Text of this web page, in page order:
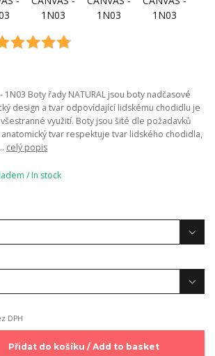
1N03 Boty řady NATURAL jsou boty nadčasové
design a tvar odpovídající lidskému chodidlu je
využití. Boty jsou šité dle požadavků
tvar respektuje tvar lidského chodidla,
celý popis
/ In stock
DPH
Přidat do košíku / Add to basket